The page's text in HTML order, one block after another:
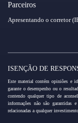
Parceiros
Apresentando o corretor
ISENÇÃO DE
Este material contém opiniões e
garante o desempenho ou o
contendo qualquer tipo de
informações não são garantidas
relacionadas a qualquer